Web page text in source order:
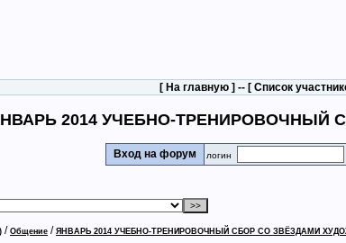
[ На главную ] -- [ Список
2014 УЧЕБНО-ТРЕНИРОВОЧНЫЙ
Вход на форум логин
/ Общение / ЯНВАРЬ 2014 УЧЕБНО-ТРЕНИРОВОЧНЫЙ СБОР СО ЗВЁЗДАМИ